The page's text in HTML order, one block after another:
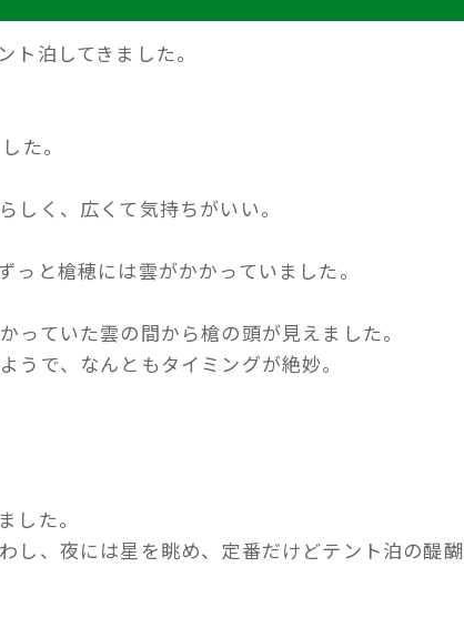
泊してきました。
た。
しく、広くて気持ちがいい。
と槍穂には雲がかかっていました。
っていた雲の間から槍の頭が見えました。
うで、なんともタイミングが絶妙。
した。
し、夜には星を眺め、定番だけどテント泊の醍醐